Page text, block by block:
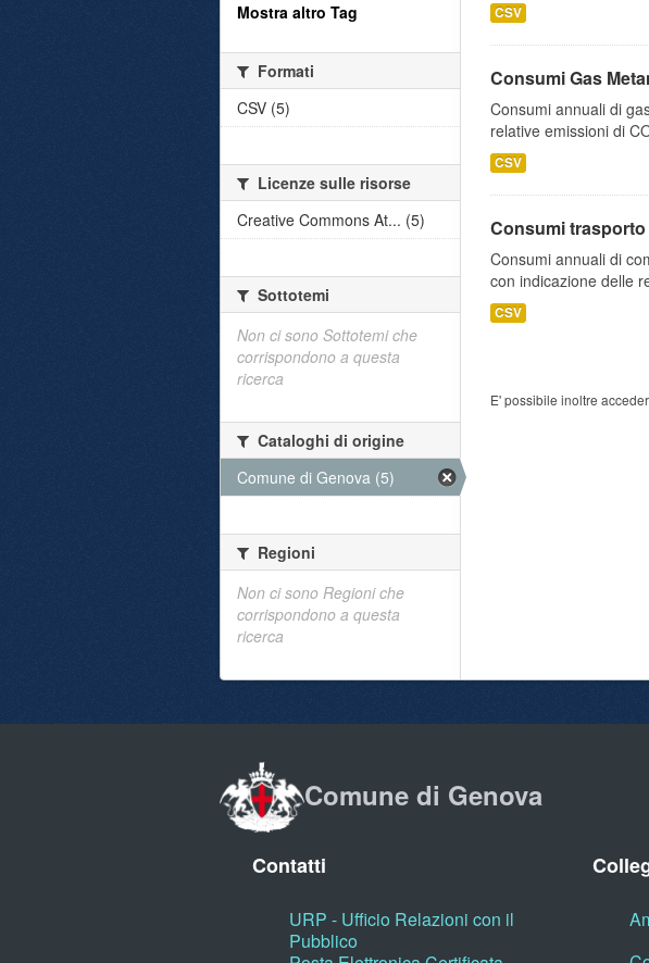
CSV
Consumi Gas
Consumi annuali di
relative emissioni di
CSV
Consumi
Consumi annuali di
con indicazione delle
CSV
E' possibile inoltre
Mostra altro Tag
Formati
CSV (5)
Licenze sulle risorse
Creative Commons At... (5)
Sottotemi
Non ci sono Sottotemi che
corrispondono a questa
ricerca
Cataloghi di origine
Comune di Genova (5)
Regioni
Non ci sono Regioni che
corrispondono a questa
ricerca
Comune di Genova
Contatti
URP - Ufficio Relazioni con il
Pubblico